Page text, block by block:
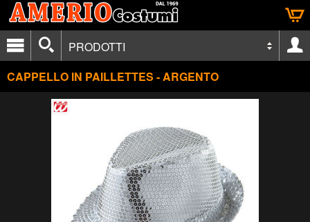
PRODOTTI
CAPPELLO IN PAILLETTES - ARGENTO